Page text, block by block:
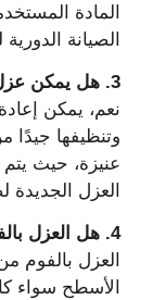
المادة
الصيانة
3. هل يمكن عزل الأسطح القديمة؟
نعم، يمكن
وتنظيفها
عنيزة، حيث
العزل الجديدة
4. هل العزل بالفوم مناسب لكل أنواع الأسطح؟
العزل بالفوم
الأسطح سواء